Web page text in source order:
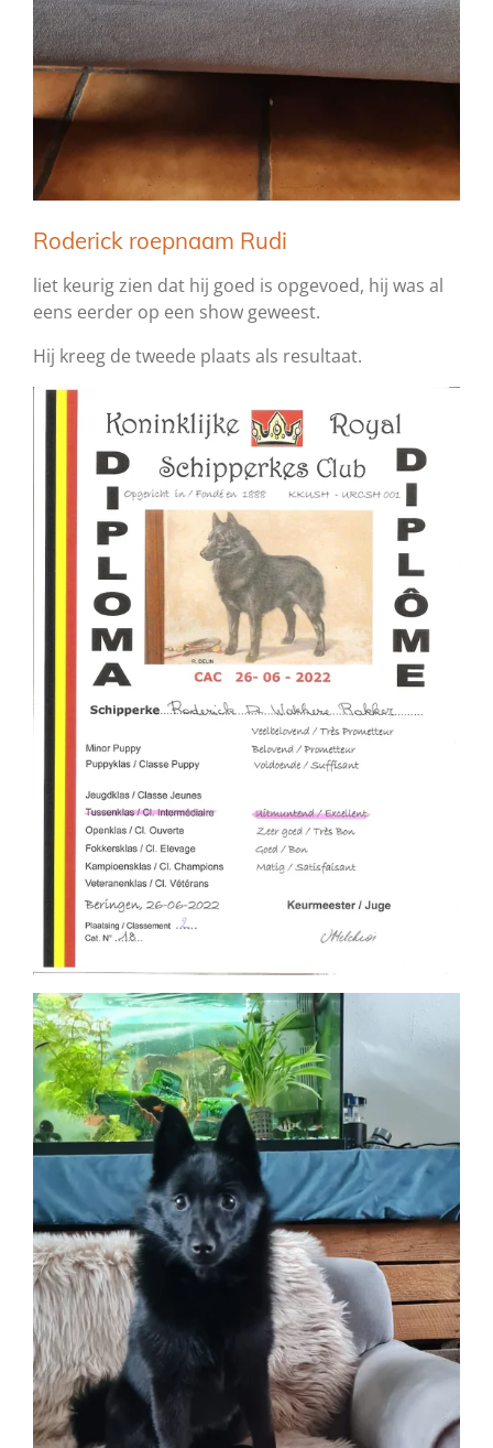
Roderick roepnaam Rudi
liet keurig zien dat hij goed is opgevoed, hij was al
eens eerder op een show geweest.
Hij kreeg de tweede plaats als resultaat.